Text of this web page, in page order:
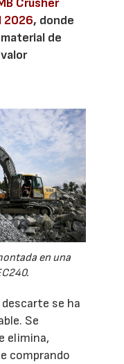
Crusher
2026, donde
de
en una
se ha
Se
elimina,
comprando